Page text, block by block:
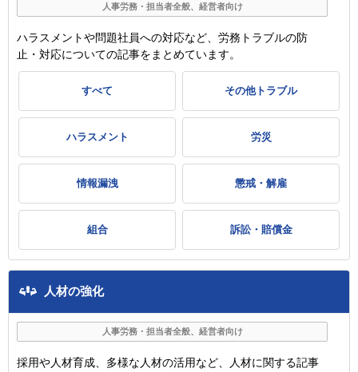
人事労務・担当者全般、経営者向け
ハラスメントや問題社員への対応など、労務トラブルの防
止・対応についての記事をまとめています。
すべて その他トラブル
ハラスメント 労災
情報漏洩 懲戒・解雇
組合 訴訟・賠償金
人材の強化
人事労務・担当者全般、経営者向け
採用や人材育成、多様な人材の活用など、人材に関する記事